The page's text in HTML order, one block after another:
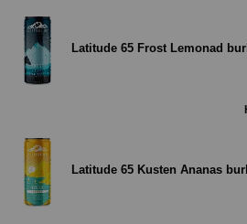
Latitude 65 Frost Lemonad
Latitude 65 Kusten Ananas